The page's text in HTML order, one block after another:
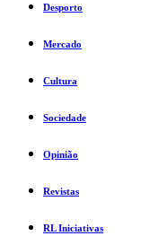
Desporto
Mercado
Cultura
Sociedade
Opinião
Revistas
RL Iniciativas